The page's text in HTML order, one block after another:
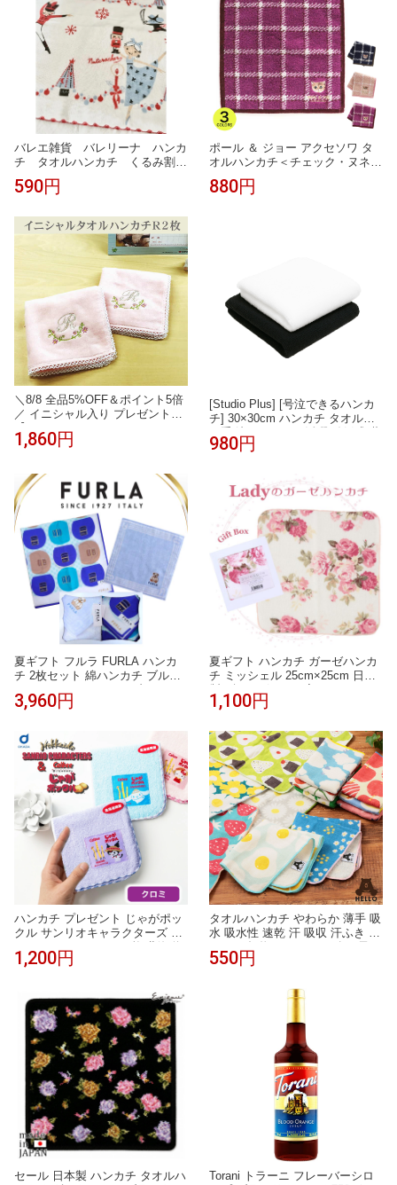
バレエ雑貨 バレリーナ ハンカ
チ タオルハンカチ くるみ割り
人形 プチギフトShinzi Katoh
590円
ポール ＆ ジョー アクセソワ タ
オルハンカチ＜チェック・ヌネッ
ト刺繍 ＞ チェック柄 大人かわい
い 綿100％ スリット糸使用 レデ
880円
＼8/8 全品5%OFF＆ポイント5倍
／ イニシャル入り プレゼント
【イニシャルRのタオルハンカチ
ピンク2枚】プレゼント 女性 タ
タオル ギフト ハンカチ イニシャ
ル入り 女性 女性 内祝い お返し
刺繍 誕生
1,860円
[Studio Plus] [号泣できるハンカ
チ] 30×30cm ハンカチ タオル地
厚手 泣くシーンで活躍 結婚式 葬
式 冠婚葬祭 入園式 卒園式 入学
980円
夏ギフト フルラ FURLA ハンカ
チ 2枚セット 綿ハンカチ ブルー
50cm タオルハンカチ ブルー 23c
m 高級 海外 イタリア レディース
人気 おしゃれ かわいい フェミニ
ン スタイリッシュ ラッピング対
応 誕生日 お礼 お返し お祝い
3,960円
夏ギフト ハンカチ ガーゼハンカ
チ ミッシェル 25cm×25cm 日本
製 ギフトボックス入り レディー
ス ギフト プレゼント 女性 赤ち
日 お礼 お返し お祝い ノベルテ
ィ 贈答品 敬老の日 タオルギフト
1,100円
ハンカチ プレゼント じゃがポッ
クル サンリオキャラクターズ 織
ネームタオル クロミ 1枚 北海道
限定 タオル ハンカチ キティちゃ
土産 プレゼント ギフト かわいい
レディース 子供 北海道土産 父の
日 【パケ】
1,200円
タオルハンカチ やわらか 薄手 吸
水 吸水性 速乾 汗 吸収 汗ふき お
しゃれ 柄物 レディース 女の子
かわいい まとめ買い 綿 綿100 コ
550円
セール 日本製 ハンカチ タオルハ
Torani トラーニ フレーバーシロ